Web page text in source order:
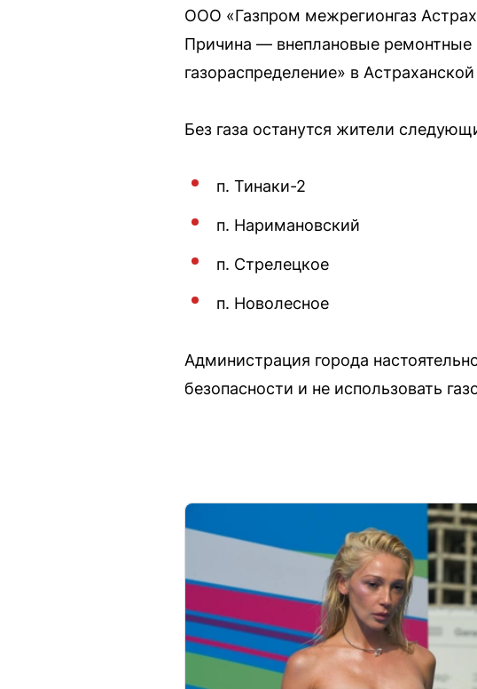
ООО «Газпром межрегионгаз
Причина — внеплановые
газораспределение» в
Без газа останутся жители
п. Тинаки-2
п. Наримановский
п. Стрелецкое
п. Новолесное
Администрация города
безопасности и не использовать